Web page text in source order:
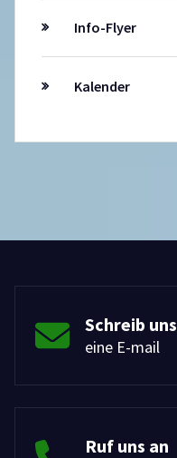
Info-Flyer
Kalender
Schreib uns
eine E-mail
Ruf uns an